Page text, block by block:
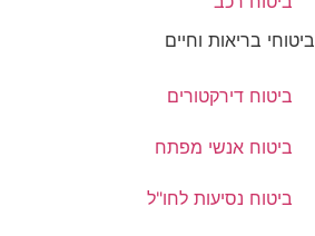
ביטוחי בריאות וחיים
ביטוח דירקטורים
ביטוח אנשי מפתח
ביטוח נסיעות לחו"ל